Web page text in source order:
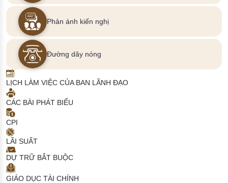
Phản ánh kiến nghị
Đường dây nóng
LỊCH LÀM VIỆC CỦA BAN LÃNH ĐẠO
CÁC BÀI PHÁT BIỂU
CPI
LÃI SUẤT
DỰ TRỮ BẮT BUỘC
GIÁO DỤC TÀI CHÍNH